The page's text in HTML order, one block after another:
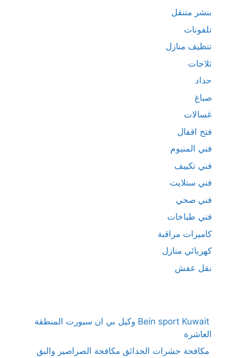
بنشر متنقل
تلفونات
تنظيف منازل
ثلاجات
حداد
صباغ
غسالات
فتح اقفال
فني المنيوم
فني تكييف
فني ستلايت
فني صحي
فني طباخات
كاميرات مراقبة
كهربائي منازل
نقل عفش
Bein sport Kuwait وكيل بي ان سبورت المنطقة
العاشرة
مكافحة حشرات الحدائق مكافحة الصراصير والبق